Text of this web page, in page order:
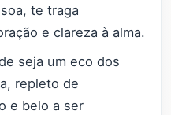
te traga
e clareza à alma.
seja um eco dos
repleto de
e belo a ser